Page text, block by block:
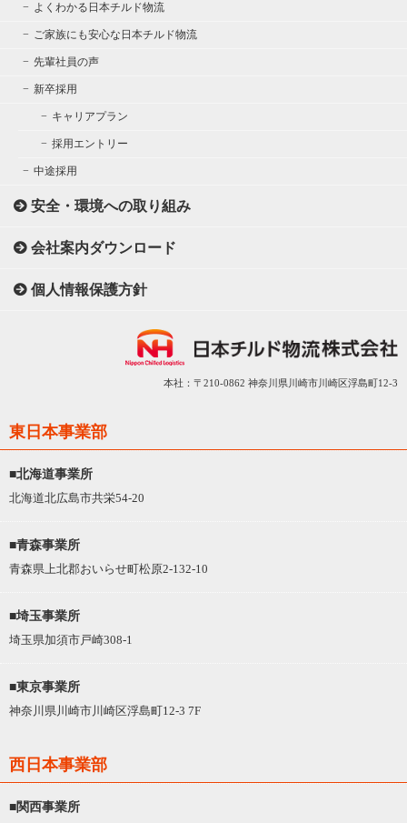
よくわかる日本チルド物流
ご家族にも安心な日本チルド物流
先輩社員の声
新卒採用
キャリアプラン
採用エントリー
中途採用
安全・環境への取り組み
会社案内ダウンロード
個人情報保護方針
本社：〒210-0862 神奈川県川崎市川崎区浮島町12-3
東日本事業部
■北海道事業所
北海道北広島市共栄54-20
■青森事業所
青森県上北郡おいらせ町松原2-132-10
■埼玉事業所
埼玉県加須市戸崎308-1
■東京事業所
神奈川県川崎市川崎区浮島町12-3 7F
西日本事業部
■関西事業所